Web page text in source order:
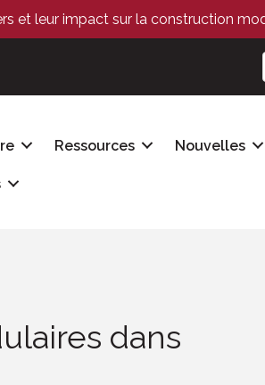
et leur impact sur la construction
Ressources Nouvelles
dans